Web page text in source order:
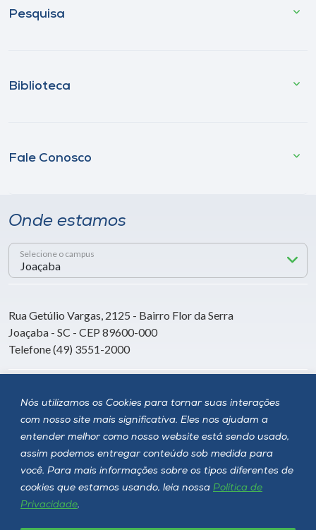
Nós utilizamos os Cookies para tornar suas interações
com nosso site mais significativa. Eles nos ajudam a
entender melhor como nosso website está sendo usado,
assim podemos entregar conteúdo sob medida para
você. Para mais informações sobre os tipos diferentes de
cookies que estamos usando, leia nossa Política de
Privacidade.
Pesquisa
Biblioteca
Fale Conosco
Onde estamos
Selecione o campus
Rua Getúlio Vargas, 2125 - Bairro Flor da Serra
Joaçaba - SC - CEP 89600-000
Telefone (49) 3551-2000
Siga a Unoesc